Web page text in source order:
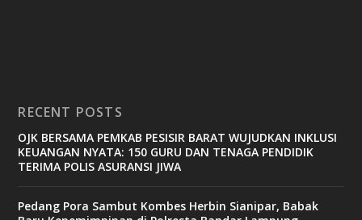
RECENT POSTS
OJK BERSAMA PEMKAB PESISIR BARAT WUJUDKAN INKLUSI
KEUANGAN NYATA: 150 GURU DAN TENAGA PENDIDIK
TERIMA POLIS ASURANSI JIWA
Pedang Pora Sambut Kombes Herbin Sianipar, Babak